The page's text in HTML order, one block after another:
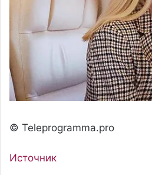
© Teleprogramma.pro
Источник